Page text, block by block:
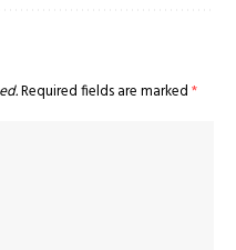
Required fields are marked*